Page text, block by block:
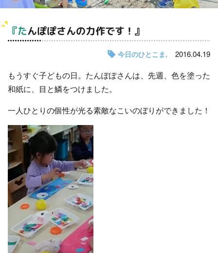
『たんぽぽさんの力作です！』
今日のひとこま 2016.04.19
もうすぐ子どもの日。たんぽぽさんは、先週、色を塗った
和紙に、目と鱗をつけました。
一人ひとりの個性が光る素敵なこいのぼりができました！